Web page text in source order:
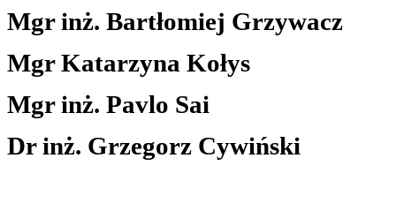
Mgr inż. Bartłomiej Grzywacz
Mgr Katarzyna Kołys
Mgr inż. Pavlo Sai
Dr inż. Grzegorz Cywiński